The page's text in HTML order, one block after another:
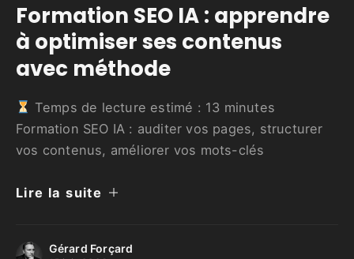
Formation SEO IA : apprendre
à optimiser ses contenus
avec méthode
Temps de lecture estimé : 13 minutes
Formation SEO IA : auditer vos pages, structurer
vos contenus, améliorer vos mots-clés
Lire la suite
Gérard Forçard